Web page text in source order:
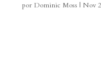
por Dominic Moss | Nov